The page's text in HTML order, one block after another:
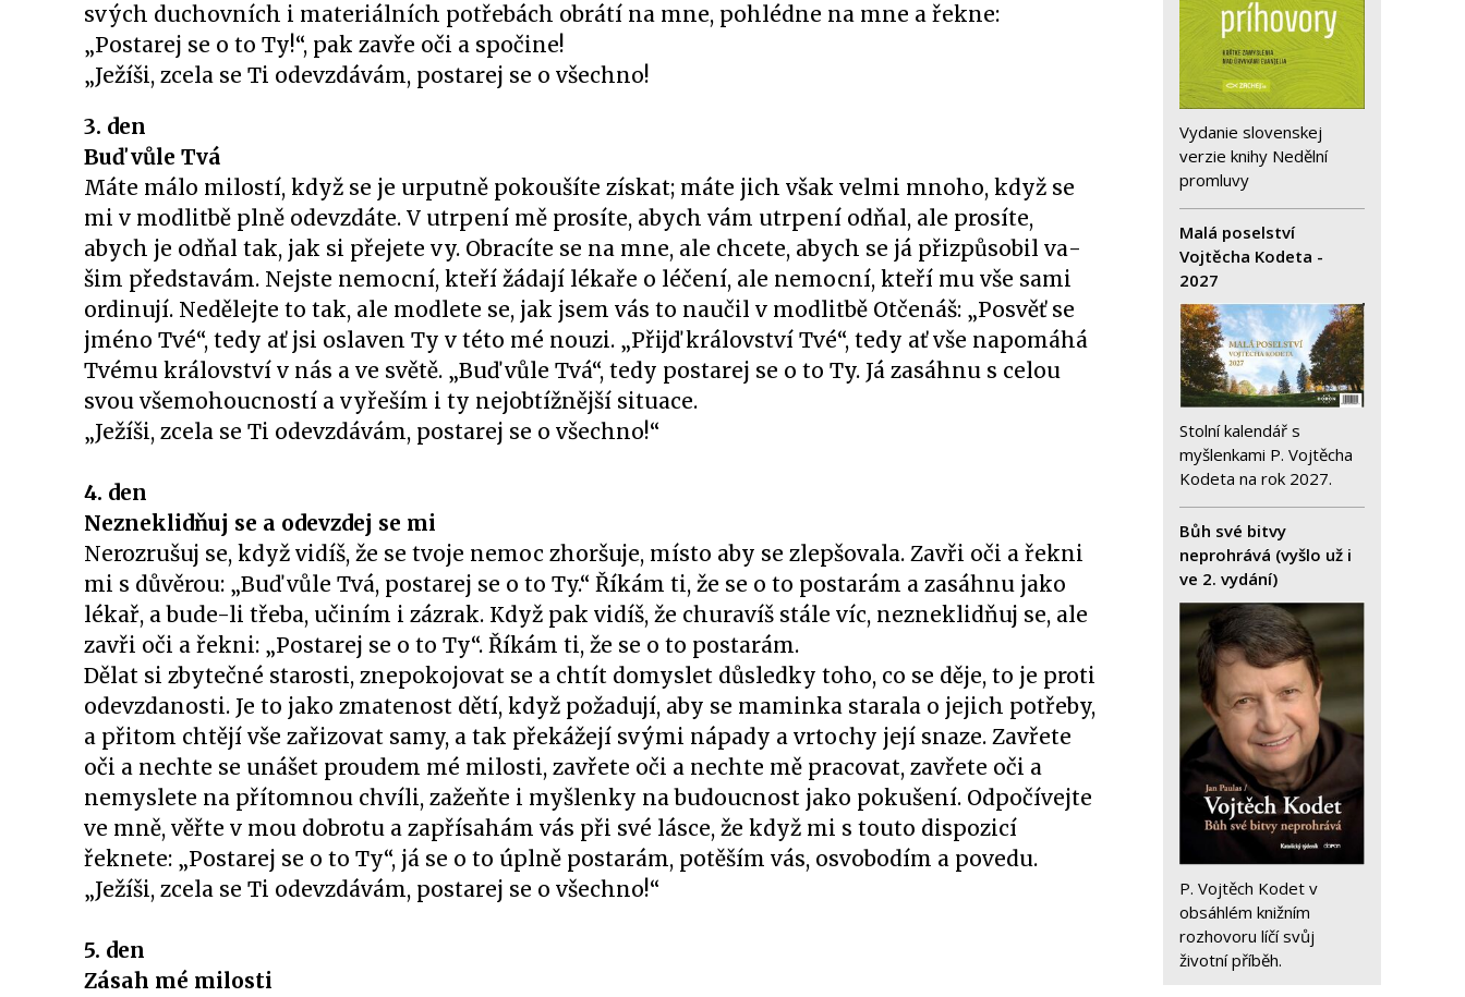
svých duchovních i materiálních potřebách obrátí na mne, pohlédne na mne a řekne:
„Postarej se o to Ty!“, pak zavře oči a spočine!
„Ježíši, zcela se Ti odevzdávám, postarej se o všechno!
3. den
Buď vůle Tvá
Máte málo milostí, když se je urputně pokoušíte získat; máte jich však velmi mnoho, když se
mi v modlitbě plně odevzdáte. V utrpení mě prosíte, abych vám utrpení odňal, ale prosíte,
abych je odňal tak, jak si přejete vy. Obracíte se na mne, ale chcete, abych se já přizpůsobil va­
šim představám. Nejste nemocní, kteří žádají lékaře o léčení, ale nemocní, kteří mu vše sami
ordinují. Nedělejte to tak, ale modlete se, jak jsem vás to naučil v modlitbě Otčenáš: „Posvěť se
jméno Tvé“, tedy ať jsi oslaven Ty v této mé nouzi. „Přijď království Tvé“, tedy ať vše napomáhá
Tvému království v nás a ve světě. „Buď vůle Tvá“, tedy postarej se o to Ty. Já zasáhnu s celou
svou všemohoucností a vyřeším i ty nejobtížnější situace.
„Ježíši, zcela se Ti odevzdávám, postarej se o všechno!“
4. den
Nezneklidňuj se a odevzdej se mi
Nerozrušuj se, když vidíš, že se tvoje nemoc zhoršuje, místo aby se zlepšovala. Zavři oči a řekni
mi s důvěrou: „Buď vůle Tvá, postarej se o to Ty.“ Říkám ti, že se o to postarám a zasáhnu jako
lékař, a bude-li třeba, učiním i zázrak. Když pak vidíš, že churavíš stále víc, nezneklidňuj se, ale
zavři oči a řekni: „Postarej se o to Ty“. Říkám ti, že se o to postarám.
Dělat si zbytečné starosti, znepokojovat se a chtít domyslet důsledky toho, co se děje, to je proti
odevzdanosti. Je to jako zmatenost dětí, když požadují, aby se maminka starala o jejich potřeby,
a přitom chtějí vše zařizovat samy, a tak překážejí svými nápady a vrtochy její snaze. Zavřete
oči a nechte se unášet proudem mé milosti, zavřete oči a nechte mě pracovat, zavřete oči a
nemyslete na přítomnou chvíli, zažeňte i myšlenky na budoucnost jako pokušení. Odpočívejte
ve mně, věřte v mou dobrotu a zapřísahám vás při své lásce, že když mi s touto dispozicí
řeknete: „Postarej se o to Ty“, já se o to úplně postarám, potěším vás, osvobodím a povedu.
„Ježíši, zcela se Ti odevzdávám, postarej se o všechno!“
5. den
Zásah mé milosti
Vydanie slovenskej
verzie knihy Nedělní
promluvy
Malá poselství
Vojtěcha Kodeta -
2027
Stolní kalendář s
myšlenkami P. Vojtěcha
Kodeta na rok 2027.
Bůh své bitvy
neprohrává (vyšlo už i
ve 2. vydání)
P. Vojtěch Kodet v
obsáhlém knižním
rozhovoru líčí svůj
životní příběh.